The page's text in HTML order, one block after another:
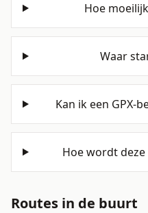
Hoe
Waar
Kan ik een GPX-
Hoe wordt
Routes in de buurt